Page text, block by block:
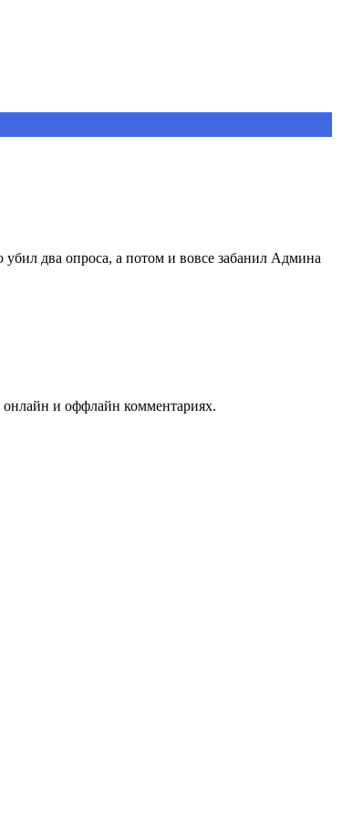
убил два опроса, а потом и вовсе забанил Админа
и оффлайн комментариях.